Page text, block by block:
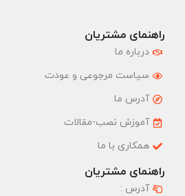
راهنمای مشتریان
درباره ما
سیاست مرجوعی و عودت
آدرس ما
آموزش نصب-مقالات
همکاری با ما
راهنمای مشتریان
آدرس :